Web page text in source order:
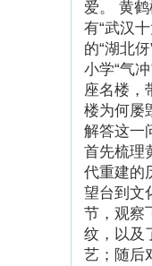
爱。 黄
有“武汉
的“湖北
小学“气
座名楼，
楼为何屡
解答这一
首先梳理
代重建的
望台到文
节，观察
纹，以及
艺；随后